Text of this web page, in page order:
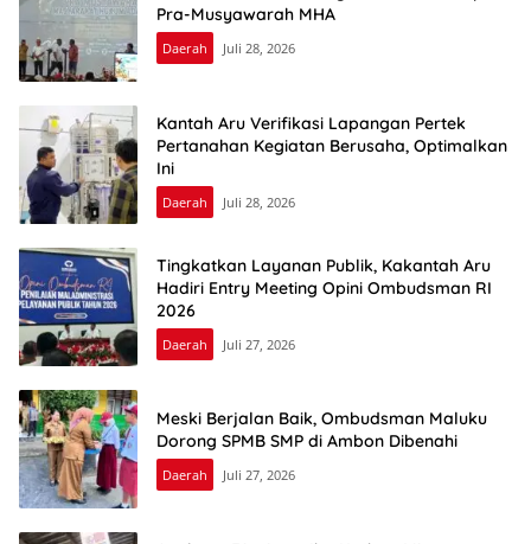
Pra-Musyawarah MHA
Daerah Juli 28, 2026
Kantah Aru Verifikasi Lapangan Pertek
Pertanahan Kegiatan Berusaha, Optimalkan
Ini
Daerah Juli 28, 2026
Tingkatkan Layanan Publik, Kakantah Aru
Hadiri Entry Meeting Opini Ombudsman RI
2026
Daerah Juli 27, 2026
Meski Berjalan Baik, Ombudsman Maluku
Dorong SPMB SMP di Ambon Dibenahi
Daerah Juli 27, 2026